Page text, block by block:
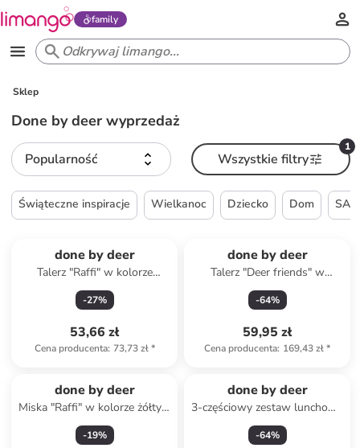
family
Sklep
Done by deer wyprzedaż
Popularność
1
Wszystkie filtry
Świąteczne inspiracje Wielkanoc Dziecko Dom
done by deer
Talerz "Raffi" w kolorze
beżowym do nauki jedzenia -
Ø 18 cm
-27%
53,66 zł
Cena producenta: 73,73 zł*
done by deer
Talerz "Deer friends" w
kolorze błękitnym do nauki
jedzenia - 21,5 x 16 cm
-64%
59,95 zł
Cena producenta: 169,43 zł*
done by deer
Miska "Raffi" w kolorze żółtym
- Ø 13,5 cm
-19%
done by deer
3-częściowy zestaw lunchowy
w kolorze musztardowo-
szaro-zielonym
-64%